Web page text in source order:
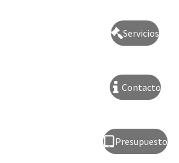
Servicios
Contacto
Presupuesto